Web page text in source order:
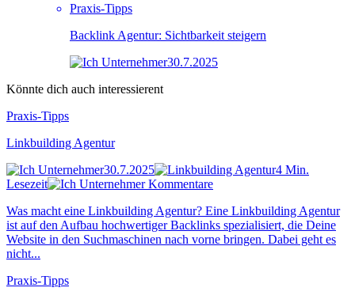
Praxis-Tipps
Backlink Agentur: Sichtbarkeit steigern
30.7.2025
Könnte dich auch interessierent
Praxis-Tipps
Linkbuilding Agentur
30.7.2025
4 Min.
Lesezeit
Kommentare
Was macht eine Linkbuilding Agentur? Eine Linkbuilding Agentur
ist auf den Aufbau hochwertiger Backlinks spezialisiert, die Deine
Website in den Suchmaschinen nach vorne bringen. Dabei geht es
nicht...
Praxis-Tipps